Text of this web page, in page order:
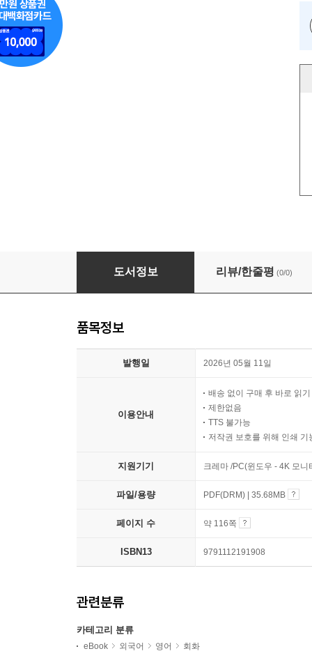
소피아쌤의 성인 여행영어 1탄
도서정보 리뷰/한줄평 (0/0)
품목정보
발행일 2026년 05월 11일
이용안내
배송 없이 구매 후 바로 읽기
제한없음
TTS 불가능
저작권 보호를 위해 인쇄 기
지원기기 크레마 /PC(윈도우 - 4K 모
파일/용량 PDF(DRM) | 35.68MB
페이지 수 약 116쪽
ISBN13 9791112191908
관련분류
카테고리 분류
eBook 외국어 영어 회화